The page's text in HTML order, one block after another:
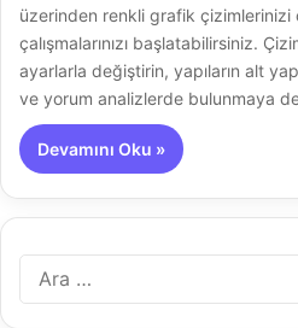
üzerinden renkli grafik çizimlerinizi
çalışmalarınızı başlatabilirsiniz.
ayarlarla değiştirin, yapıların alt
ve yorum analizlerde bulunmaya
Devamını Oku »